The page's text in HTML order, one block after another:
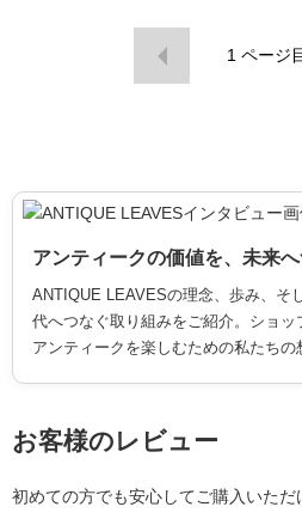
1 ページ
アンティークの価値を、未来へ
ANTIQUE LEAVESの理念、歩み、そ
代へつなぐ取り組みをご紹介。ショ
アンティークを楽しむための私たちの
お客様のレビュー
初めての方でも安心してご購入いただ